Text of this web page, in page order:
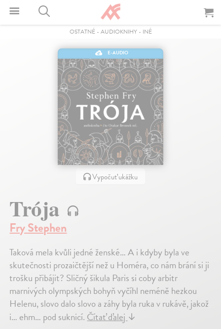
OSTATNÉ- AUDIOKNIHY- INÉ
E-AUDIO
Vypočuť ukážku
Trója
Fry Stephen
Taková mela kvůli jedné ženské… A i kdyby byla ve
skutečnosti prozaičtější než u Homéra, co nám brání si ji
trošku přibájit? Sličný šikula Paris si coby arbitr
marnivých olympských bohyň vyčíhl neméně hezkou
Helenu, slovo dalo slovo a záhy byla ruka v rukávě, jakož
i… ehm… pod suknicí.Čítať ďalej↓